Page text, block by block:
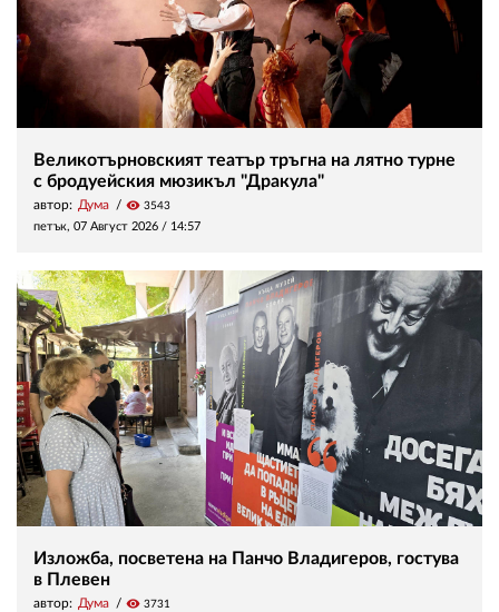
Великотърновският театър тръгна на лятно турне
с бродуейския мюзикъл "Дракула"
автор: Дума visibility 3543
петък, 07 Август 2026 / 14:57
Изложба, посветена на Панчо Владигеров, гостува
в Плевен
автор: Дума visibility 3731